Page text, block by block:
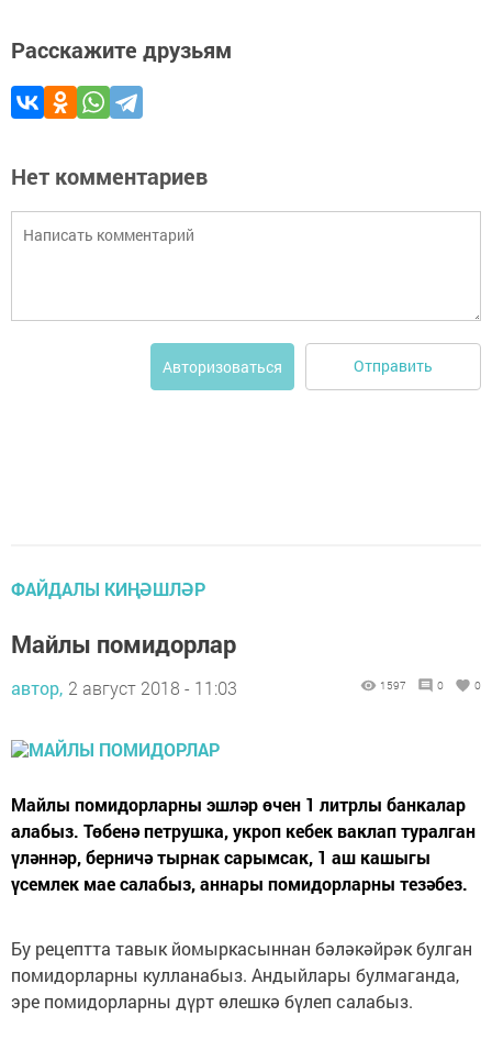
Расскажите друзьям
Нет комментариев
Авторизоваться Отправить
ФАЙДАЛЫ КИҢӘШЛӘР
Майлы помидорлар
автор, 2 август 2018 - 11:03 1597 0 0
Майлы помидорларны эшләр өчен 1 литрлы банкалар
алабыз. Төбенә петрушка, укроп кебек ваклап туралган
үләннәр, берничә тырнак сарымсак, 1 аш кашыгы
үсемлек мае салабыз, аннары помидорларны тезәбез.
Бу рецептта тавык йомыркасыннан бәләкәйрәк булган
помидорларны кулланабыз. Андыйлары булмаганда,
эре помидорларны дүрт өлешкә бүлеп салабыз.